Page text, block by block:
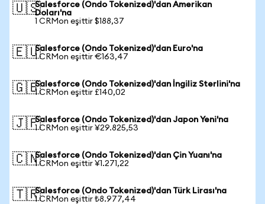
🇺🇸Salesforce (Ondo Tokenized)'dan Amerikan
Doları'na
1 CRMon eşittir $188,37
🇪🇺Salesforce (Ondo Tokenized)'dan Euro'na
1 CRMon eşittir €163,47
🇬🇧Salesforce (Ondo Tokenized)'dan İngiliz Sterlini'na
1 CRMon eşittir £140,02
🇯🇵Salesforce (Ondo Tokenized)'dan Japon Yeni'na
1 CRMon eşittir ¥29.825,53
🇨🇳Salesforce (Ondo Tokenized)'dan Çin Yuanı'na
1 CRMon eşittir ¥1.271,22
🇹🇷Salesforce (Ondo Tokenized)'dan Türk Lirası'na
1 CRMon eşittir ₺8.977,44